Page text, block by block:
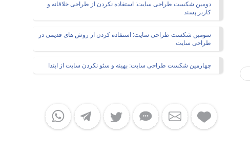
دومین شکست طراحی سایت: استفاده نکردن از طراحی خلاقانه و
کاربر پسند
سومین شکست طراحی سایت: استفاده کردن از روش های قدیمی در
طراحی سایت
چهارمین شکست طراحی سایت: بهینه و سئو نکردن سایت از ابتدا